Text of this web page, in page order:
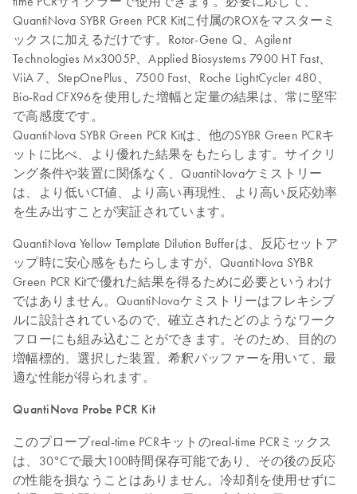
QuantiNova SYBR Green PCR Kitに付属のROXをマスターミ
ックスに加えるだけです。Rotor-Gene Q、Agilent
Technologies Mx3005P、Applied Biosystems 7900 HT Fast、
ViiA 7、StepOnePlus、7500 Fast、Roche LightCycler 480、
Bio-Rad CFX96を使用した増幅と定量の結果は、常に堅牢
で高感度です。
QuantiNova SYBR Green PCR Kitは、他のSYBR Green PCRキ
ットに比べ、より優れた結果をもたらします。サイクリ
ング条件や装置に関係なく、QuantiNovaケミストリー
は、より低いCT値、より高い再現性、より高い反応効率
を生み出すことが実証されています。
QuantiNova Yellow Template Dilution Bufferは、反応セットア
ップ時に安心感をもたらしますが、QuantiNova SYBR
Green PCR Kitで優れた結果を得るために必要というわけ
ではありません。QuantiNovaケミストリーはフレキシブ
ルに設計されているので、確立されたどのようなワーク
フローにも組み込むことができます。そのため、目的の
増幅標的、選択した装置、希釈バッファーを用いて、最
適な性能が得られます。
QuantiNova Probe PCR Kit
このプローブreal-time PCRキットのreal-time PCRミックス
は、30°Cで最大100時間保存可能であり、その後の反応
の性能を損なうことはありません。冷却剤を使用せずに